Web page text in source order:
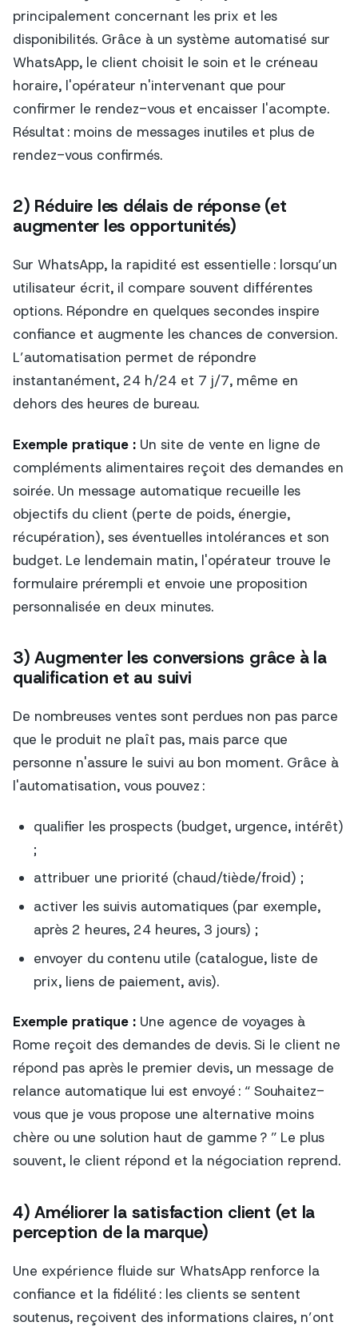
principalement concernant les prix et les
disponibilités. Grâce à un système automatisé sur
WhatsApp, le client choisit le soin et le créneau
horaire, l'opérateur n'intervenant que pour
confirmer le rendez-vous et encaisser l'acompte.
Résultat : moins de messages inutiles et plus de
rendez-vous confirmés.
2) Réduire les délais de réponse (et
augmenter les opportunités)
Sur WhatsApp, la rapidité est essentielle : lorsqu’un
utilisateur écrit, il compare souvent différentes
options. Répondre en quelques secondes inspire
confiance et augmente les chances de conversion.
L’automatisation permet de répondre
instantanément, 24 h/24 et 7 j/7, même en
dehors des heures de bureau.
Exemple pratique : Un site de vente en ligne de
compléments alimentaires reçoit des demandes en
soirée. Un message automatique recueille les
objectifs du client (perte de poids, énergie,
récupération), ses éventuelles intolérances et son
budget. Le lendemain matin, l'opérateur trouve le
formulaire prérempli et envoie une proposition
personnalisée en deux minutes.
3) Augmenter les conversions grâce à la
qualification et au suivi
De nombreuses ventes sont perdues non pas parce
que le produit ne plaît pas, mais parce que
personne n'assure le suivi au bon moment. Grâce à
l'automatisation, vous pouvez :
qualifier les prospects (budget, urgence, intérêt)
;
attribuer une priorité (chaud/tiède/froid) ;
activer les suivis automatiques (par exemple,
après 2 heures, 24 heures, 3 jours) ;
envoyer du contenu utile (catalogue, liste de
prix, liens de paiement, avis).
Exemple pratique : Une agence de voyages à
Rome reçoit des demandes de devis. Si le client ne
répond pas après le premier devis, un message de
relance automatique lui est envoyé : “ Souhaitez-
vous que je vous propose une alternative moins
chère ou une solution haut de gamme ? ” Le plus
souvent, le client répond et la négociation reprend.
4) Améliorer la satisfaction client (et la
perception de la marque)
Une expérience fluide sur WhatsApp renforce la
confiance et la fidélité : les clients se sentent
soutenus, reçoivent des informations claires, n’ont